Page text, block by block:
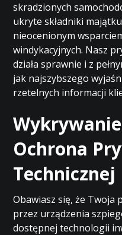
skradzionych
ukryte składniki
nieocenionym
windykacyjnych. Nasz
działa sprawnie i z
jak najszybszego
rzetelnych informacji
Ochrona
Technicznej
Obawiasz się, że Twoja
przez urządzenia
dostępnej technologii